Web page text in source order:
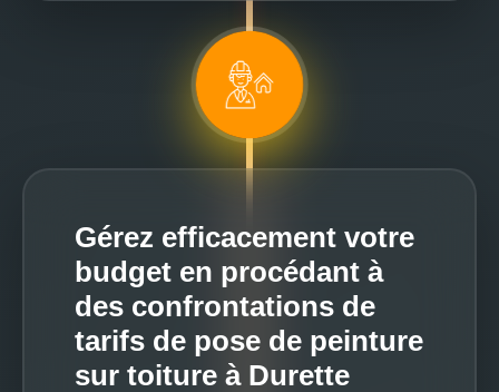
Gérez efficacement votre
budget en procédant à
des confrontations de
tarifs de pose de peinture
sur toiture à Durette